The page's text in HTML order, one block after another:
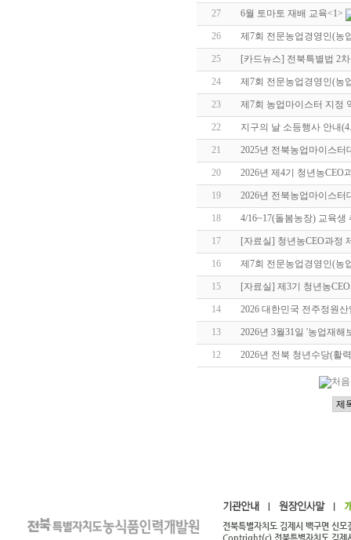
27 6월 토마토 재배 교육<1>
26 제7회 전문농업경영인(농
25 [카드뉴스] 전북특별법 2
24 제7회 전문농업경영인(농
23 제7회 농업마이스터 지정
22 지구의 날 소등행사 안내
21 2025년 전북농업마이스
20 2026년 제4기 청년농CEO
19 2026년 전북농업마이스터
18 4/16~17(돌봄농장) 교육생
17 [자료실] 청년농CEO과정
16 제7회 전문농업경영인(농
15 [자료실] 제3기 청년농
14 2026 대한민국 전주정원
13 2026년 3월31일 '농업재
12 2026년 전북 청년수당(활